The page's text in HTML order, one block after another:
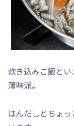
炊き込みご飯と
薄味派。
ほんだしとちょ